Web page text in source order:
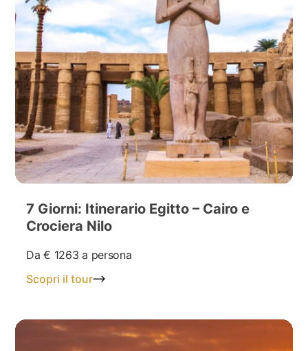
7 Giorni: Itinerario Egitto – Cairo e
Crociera Nilo
Da€ 1263 a persona
Scopri il tour